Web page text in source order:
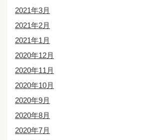
2021年3月
2021年2月
2021年1月
2020年12月
2020年11月
2020年10月
2020年9月
2020年8月
2020年7月